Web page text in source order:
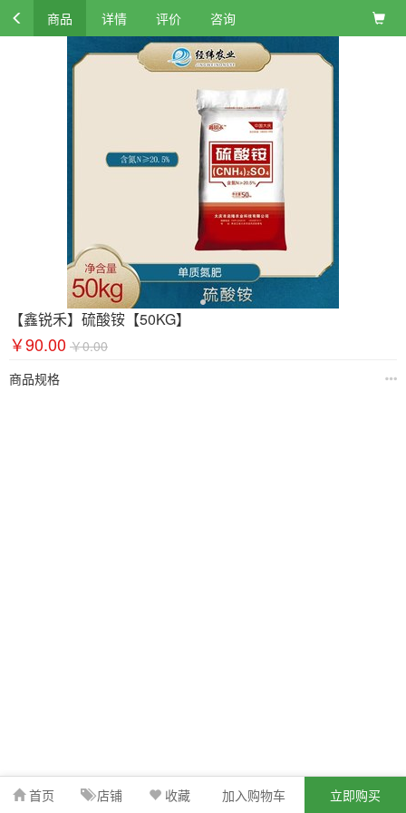
商品 详情 评价 咨询
【鑫锐禾】硫酸铵【50KG】
￥90.00 ￥0.00
商品规格
首页 店铺 收藏 加入购物车 立即购买